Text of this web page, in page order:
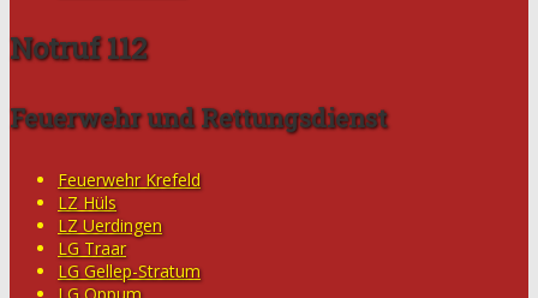
Notruf 112
Feuerwehr und Rettungsdienst
Feuerwehr Krefeld
LZ Hüls
LZ Uerdingen
LG Traar
LG Gellep-Stratum